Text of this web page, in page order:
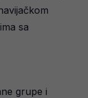
sa
grupe i